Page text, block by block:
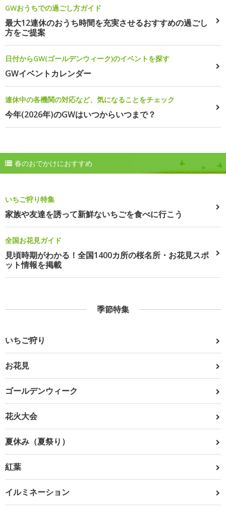
GWおうちでの過ごし方ガイド
最大12連休のおうち時間を充実させるおすすめの過ごし
方をご提案
日付からGW(ゴールデンウィーク)のイベントを探す
GWイベントカレンダー
連休中の各機関の対応など、気になることをチェック
今年(2026年)のGWはいつからいつまで？
春のおでかけにおすすめ
いちご狩り特集
家族や友達を誘って新鮮ないちごを食べに行こう
全国お花見ガイド
見頃時期がわかる！全国1400カ所の桜名所・お花見スポ
ット情報を掲載
季節特集
いちご狩り
お花見
ゴールデンウィーク
花火大会
夏休み（夏祭り）
紅葉
イルミネーション